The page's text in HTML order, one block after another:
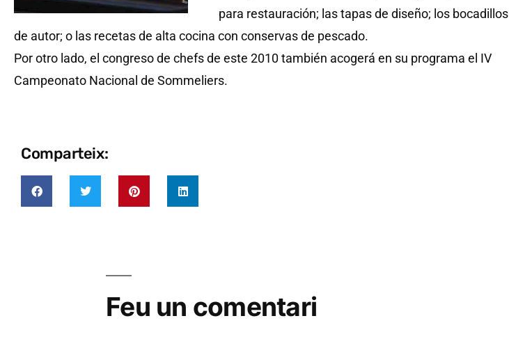
para restauración; las tapas de diseño; los bocadillos
de autor; o las recetas de alta cocina con conservas de pescado.
Por otro lado, el congreso de chefs de este 2010 también acogerá en su programa el IV
Campeonato Nacional de Sommeliers.
Comparteix:
Feu un comentari